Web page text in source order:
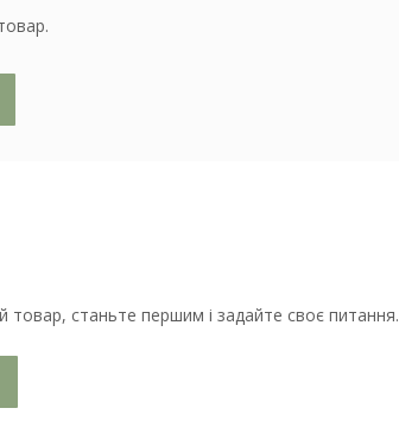
товар, станьте першим і задайте своє питання.